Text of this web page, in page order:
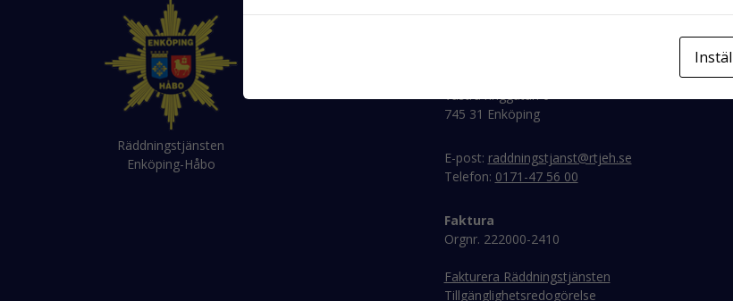
Räddningstjänsten
Enköping-Håbo
Kontakt
Västra ringgatan 6
745 31 Enköping
E-post: raddningstjanst@rtjeh.se
Telefon: 0171-47 56 00
Faktura
Orgnr. 222000-2410
Fakturera Räddningstjänsten
Tillgänglighetsredogörelse